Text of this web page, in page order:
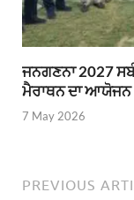
ਜਨਗਣਨਾ 2027
ਮੈਰਾਥਨ ਦਾ ਆਯੋਜਨ
7 May 2026
PREVIOUS